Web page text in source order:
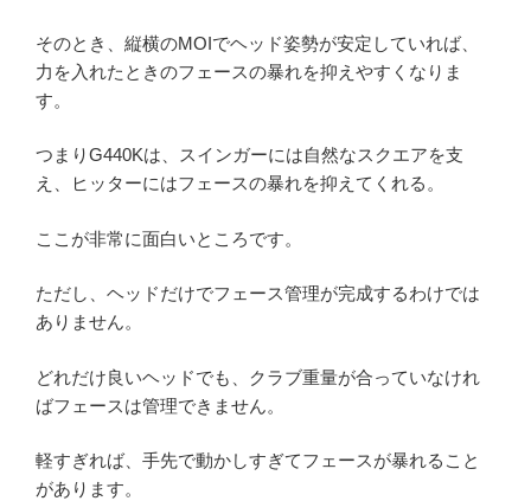
そのとき、縦横のMOIでヘッド姿勢が安定していれば、
力を入れたときのフェースの暴れを抑えやすくなりま
す。
つまりG440Kは、スインガーには自然なスクエアを支
え、ヒッターにはフェースの暴れを抑えてくれる。
ここが非常に面白いところです。
ただし、ヘッドだけでフェース管理が完成するわけでは
ありません。
どれだけ良いヘッドでも、クラブ重量が合っていなけれ
ばフェースは管理できません。
軽すぎれば、手先で動かしすぎてフェースが暴れること
があります。